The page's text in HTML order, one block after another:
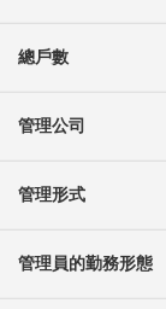
總戶數
管理公司
管理形式
管理員的勤務形態